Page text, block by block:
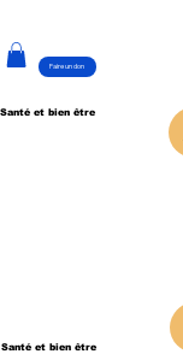
Faire un don
Santé et bien être
Santé et bien être